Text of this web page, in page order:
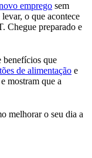
emprego sem
o que acontece
Chegue preparado e
benefícios que
de alimentação e
mostram que a
melhorar o seu dia a